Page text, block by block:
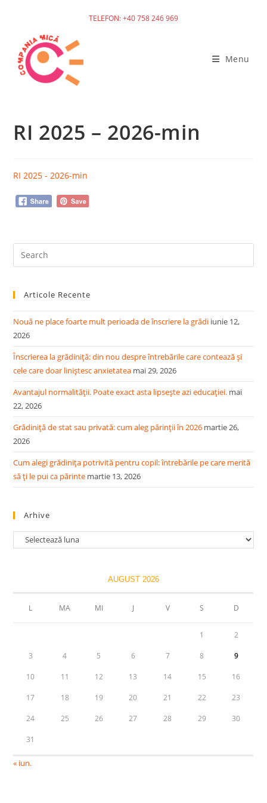
content
TELEFON: +40 758 246 969
Menu
RI 2025 – 2026-min
RI 2025 - 2026-min
Articole Recente
Nouă ne place foarte mult perioada de înscriere la grădi iunie 12,
2026
Înscrierea la grădiniță: din nou despre întrebările care contează și
cele care doar liniștesc anxietatea mai 29, 2026
Avantajul normalității. Poate exact asta lipsește azi educației. mai
22, 2026
Grădiniță de stat sau privată: cum aleg părinții în 2026 martie 26,
2026
Cum alegi grădinița potrivită pentru copil: întrebările pe care merită
să ți le pui ca părinte martie 13, 2026
Arhive
Arhive
AUGUST 2026
L MA MI J V S D
1 2
3 4 5 6 7 8 9
10 11 12 13 14 15 16
17 18 19 20 21 22 23
24 25 26 27 28 29 30
31
« iun.